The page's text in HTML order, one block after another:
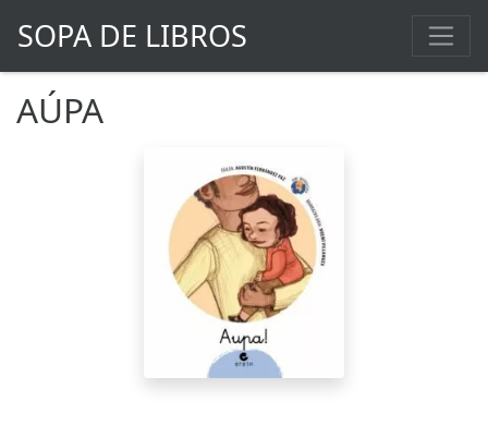
SOPA DE LIBROS
AÚPA